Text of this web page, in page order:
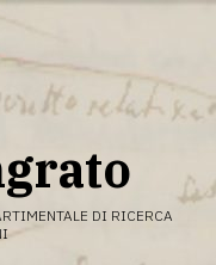
DI RICERCA